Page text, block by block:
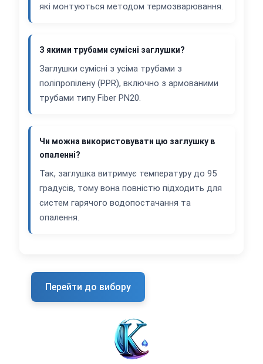
які монтуються методом термозварювання.
З якими трубами сумісні заглушки?
Заглушки сумісні з усіма трубами з
поліпропілену (PPR), включно з армованими
трубами типу Fiber PN20.
Чи можна використовувати цю заглушку в
опаленні?
Так, заглушка витримує температуру до 95
градусів, тому вона повністю підходить для
систем гарячого водопостачання та
опалення.
Перейти до вибору